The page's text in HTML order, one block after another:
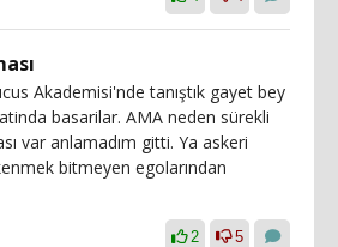
Akademisi'nde tanıştık gayet bey
basarilar. AMA neden sürekli
var anlamadım gitti. Ya askeri
bitmeyen egolarından
2 5